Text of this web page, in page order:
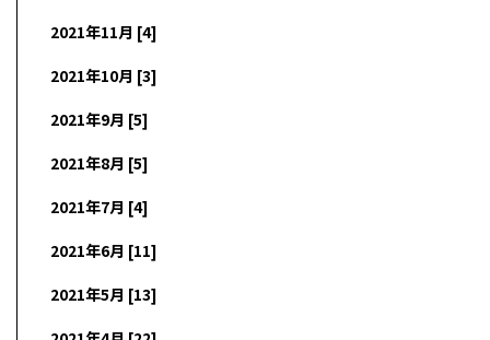
2021年11月 [4]
2021年10月 [3]
2021年9月 [5]
2021年8月 [5]
2021年7月 [4]
2021年6月 [11]
2021年5月 [13]